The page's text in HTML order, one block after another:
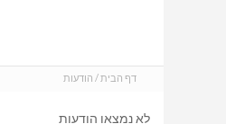
דף הבית הודעות
לא נמצאו הודעות